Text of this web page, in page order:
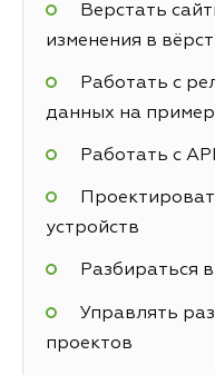
Верстать
изменения в
Работать с
данных на
Работать с API
устройств
Разбираться
Управлять
проектов